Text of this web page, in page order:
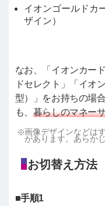
イオンゴールドカ
ザイン）
なお、「イオンカー
ドセレクト」「イオ
型）」をお持ちの場
も、 暮らしのマネー
画像デザインなどは
があります。あらか
お切替え方法
■手順1